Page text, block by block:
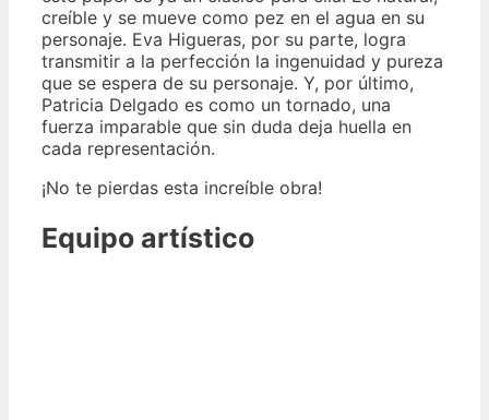
creíble y se mueve como pez en el agua en su
personaje. Eva Higueras, por su parte, logra
transmitir a la perfección la ingenuidad y pureza
que se espera de su personaje. Y, por último,
Patricia Delgado es como un tornado, una
fuerza imparable que sin duda deja huella en
cada representación.
¡No te pierdas esta increíble obra!
Equipo artístico